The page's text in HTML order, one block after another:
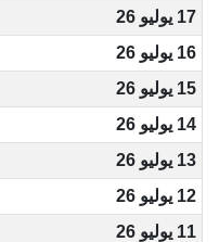
17 يوليو 26
16 يوليو 26
15 يوليو 26
14 يوليو 26
13 يوليو 26
12 يوليو 26
11 يوليو 26